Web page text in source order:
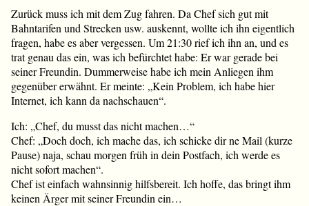
Zurück muss ich mit dem Zug fahren. Da Chef sich gut mit
Bahntarifen und Strecken usw. auskennt, wollte ich ihn eigentlich
fragen, habe es aber vergessen. Um 21:30 rief ich ihn an, und es
trat genau das ein, was ich befürchtet habe: Er war gerade bei
seiner Freundin. Dummerweise habe ich mein Anliegen ihm
gegenüber erwähnt. Er meinte: „Kein Problem, ich habe hier
Internet, ich kann da nachschauen“.
Ich: „Chef, du musst das nicht machen…“
Chef: „Doch doch, ich mache das, ich schicke dir ne Mail (kurze
Pause) naja, schau morgen früh in dein Postfach, ich werde es
nicht sofort machen“.
Chef ist einfach wahnsinnig hilfsbereit. Ich hoffe, das bringt ihm
keinen Ärger mit seiner Freundin ein…